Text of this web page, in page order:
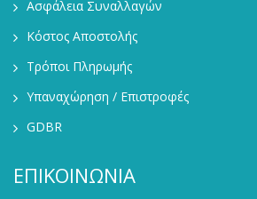
Ασφάλεια Συναλλαγών
Κόστος Αποστολής
Τρόποι Πληρωμής
Υπαναχώρηση / Επιστροφές
GDBR
ΕΠΙΚΟΙΝΩΝΙΑ